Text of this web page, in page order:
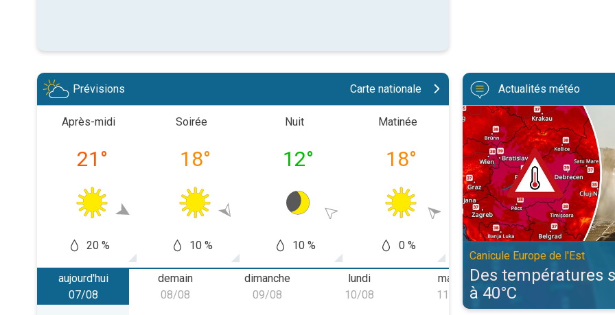
Prévisions Carte nationale
Après-midi
21 °
20 %
Soirée
18°
10 %
Nuit
12°
10 %
Matinée
18°
0 %
Après-midi
24°
5 %
Soirée
21
5
aujourd'hui
vendredi 07/08
07/08
demain
samedi 08/08
08/08
dimanche
dimanche 09/08
09/08
lundi
lundi 10/08
10/08
mardi
mardi 11/08
11/08
mercredi
Actualités météo
Des températures supérieures
Canicule Europe de l'Est
Des températures
à 40°C